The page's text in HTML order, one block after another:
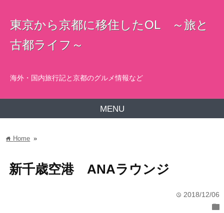
東京から京都に移住したOL ～旅と
古都ライフ～
海外・国内旅行記と京都のグルメ情報など
MENU
home Home »
新千歳空港 ANAラウンジ
time 2018/12/06
folder